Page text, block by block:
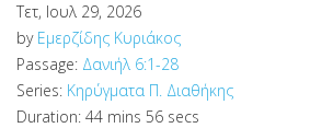
Τετ, Ιουλ 29, 2026
by Εμερζίδης Κυριάκος
Passage: Δανιήλ 6:1-28
Series: Κηρύγματα Π. Διαθήκης
Duration: 44 mins 56 secs